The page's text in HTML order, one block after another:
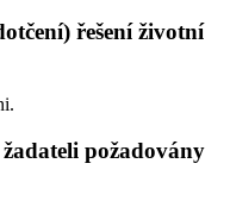
řešení životní
požadovány